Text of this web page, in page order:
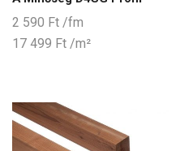
2 590 Ft /fm
17 499 Ft /m²